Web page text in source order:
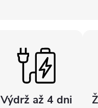
Výdrž až 4 dni